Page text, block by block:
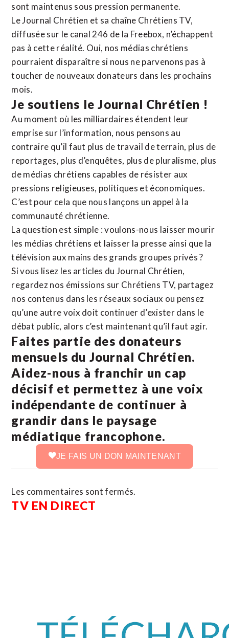
sont maintenus sous pression permanente.
Le Journal Chrétien et sa chaîne Chrétiens TV,
diffusée sur le canal 246 de la Freebox, n’échappent
pas à cette réalité. Oui, nos médias chrétiens
pourraient disparaître si nous ne parvenons pas à
toucher de nouveaux donateurs dans les prochains
mois.
Je soutiens le Journal Chrétien !
Au moment où les milliardaires étendent leur
emprise sur l’information, nous pensons au
contraire qu’il faut plus de travail de terrain, plus de
reportages, plus d’enquêtes, plus de pluralisme, plus
de médias chrétiens capables de résister aux
pressions religieuses, politiques et économiques.
C’est pour cela que nous lançons un appel à la
communauté chrétienne.
La question est simple : voulons-nous laisser mourir
les médias chrétiens et laisser la presse ainsi que la
télévision aux mains des grands groupes privés ?
Si vous lisez les articles du Journal Chrétien,
regardez nos émissions sur Chrétiens TV, partagez
nos contenus dans les réseaux sociaux ou pensez
qu’une autre voix doit continuer d’exister dans le
débat public, alors c’est maintenant qu’il faut agir.
Faites partie des donateurs
mensuels du Journal Chrétien.
Aidez-nous à franchir un cap
décisif et permettez à une voix
indépendante de continuer à
grandir dans le paysage
médiatique francophone.
JE FAIS UN DON MAINTENANT
Les commentaires sont fermés.
TV EN DIRECT